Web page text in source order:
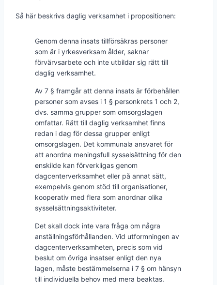
Så här beskrivs daglig verksamhet i propositionen:
Genom denna insats tillförsäkras personer
som är i yrkesverksam ålder, saknar
förvärvsarbete och inte utbildar sig rätt till
daglig verksamhet.
Av 7 § framgår att denna insats är förbehållen
personer som avses i 1 § personkrets 1 och 2,
dvs. samma grupper som omsorgslagen
omfattar. Rätt till daglig verksamhet finns
redan i dag för dessa grupper enligt
omsorgslagen. Det kommunala ansvaret för
att anordna meningsfull sysselsättning för den
enskilde kan förverkligas genom
dagcenterverksamhet eller på annat sätt,
exempelvis genom stöd till organisationer,
kooperativ med flera som anordnar olika
sysselsättningsaktiviteter.
Det skall dock inte vara fråga om några
anställningsförhållanden. Vid utformningen av
dagcenterverksamheten, precis som vid
beslut om övriga insatser enligt den nya
lagen, måste bestämmelserna i 7 § om hänsyn
till individuella behov med mera beaktas.